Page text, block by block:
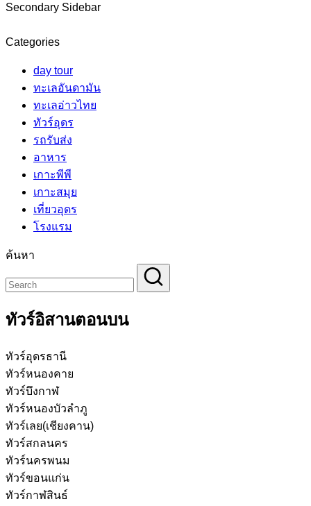
Secondary Sidebar
Categories
day tour
ทะเลอันดามัน
ทะเลอ่าวไทย
ทัวร์อุดร
รถรับส่ง
อาหาร
เกาะพีพี
เกาะสมุย
เที่ยวอุดร
โรงแรม
ค้นหา
ทัวร์อิสานตอนบน
ทัวร์อุดรธานี
ทัวร์หนองคาย
ทัวร์บึงกาฬ
ทัวร์หนองบัวลำภู
ทัวร์เลย(เชียงคาน)
ทัวร์สกลนคร
ทัวร์นครพนม
ทัวร์ขอนแก่น
ทัวร์กาฬสินธ์